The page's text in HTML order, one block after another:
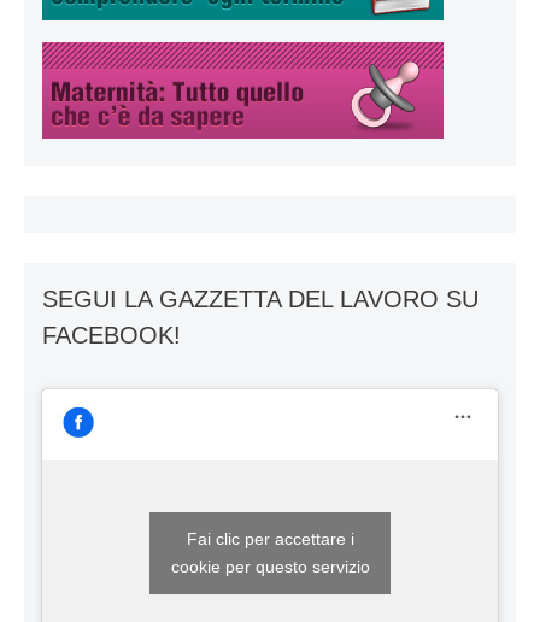
SEGUI LA GAZZETTA DEL LAVORO SU
FACEBOOK!
Fai clic per accettare i
cookie per questo servizio